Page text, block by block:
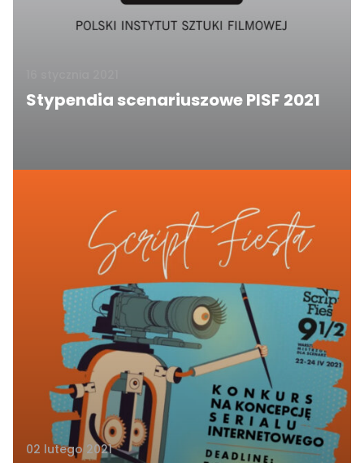
Stypendia scenariuszowe PISF 2021
02 lutego 2021